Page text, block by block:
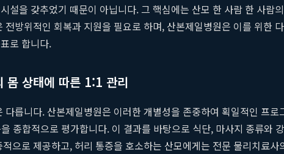
설을 갖추었기 때문이 아닙니다. 그 핵심에는 산모 한 사람 한 사람
방위적인 회복과 지원을 필요로 하며, 산본제일병원은 이를 위
로 합니다.
몸 상태에 따른 1:1 관리
릅니다. 산본제일병원은 이러한 개별성을 존중하여 획일적인 프
종합적으로 평가합니다. 이 결과를 바탕으로 식단, 마사지 종류
으로 제공하고, 허리 통증을 호소하는 산모에게는 전문 물리치료